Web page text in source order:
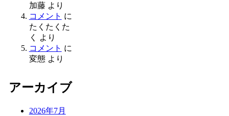
加藤より
コメント に
たくたくた
く
より
コメント に
変態より
アーカイブ
2026年7月